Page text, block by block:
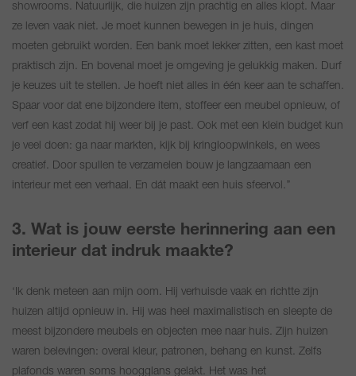
showrooms. Natuurlijk, die huizen zijn prachtig en alles klopt. Maar
ze leven vaak niet. Je moet kunnen bewegen in je huis, dingen
moeten gebruikt worden. Een bank moet lekker zitten, een kast moet
praktisch zijn. En bovenal moet je omgeving je gelukkig maken. Durf
je keuzes uit te stellen. Je hoeft niet alles in één keer aan te schaffen.
Spaar voor dat ene bijzondere item, stoffeer een meubel opnieuw, of
verf een kast zodat hij weer bij je past. Ook met een klein budget kun
je veel doen: ga naar markten, kijk bij kringloopwinkels, en wees
creatief. Door spullen te verzamelen bouw je langzaamaan een
interieur met een verhaal. En dát maakt een huis sfeervol.’’
3. Wat is jouw eerste herinnering aan een
interieur dat indruk maakte?
‘Ik denk meteen aan mijn oom. Hij verhuisde vaak en richtte zijn
huizen altijd opnieuw in. Hij was heel maximalistisch en sleepte de
meest bijzondere meubels en objecten mee naar huis. Zijn huizen
waren belevingen: overal kleur, patronen, behang en kunst. Zelfs
plafonds waren soms hoogglans gelakt. Het was het